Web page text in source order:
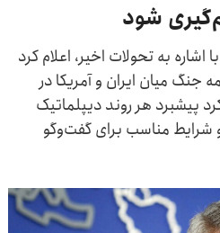
شود
به تحولات اخیر، اعلام کرد
میان ایران و آمریکا در
پیشبرد هر روند دیپلماتیک
شرایط مناسب برای گفت‌وگو